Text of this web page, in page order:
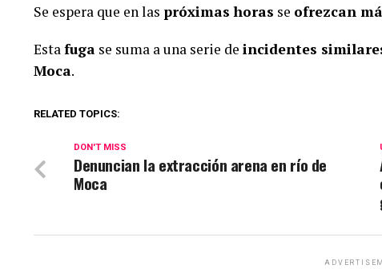
Se espera que en las próximas horas se ofrezcan
Estafuga se suma a una serie de incidentes
Moca.
RELATED TOPICS:
DON'T MISS
Denuncian la extracción arena en río de
Moca